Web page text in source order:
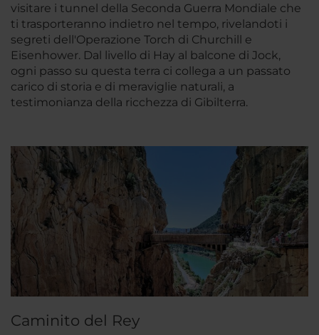
visitare i tunnel della Seconda Guerra Mondiale che
ti trasporteranno indietro nel tempo, rivelandoti i
segreti dell'Operazione Torch di Churchill e
Eisenhower. Dal livello di Hay al balcone di Jock,
ogni passo su questa terra ci collega a un passato
carico di storia e di meraviglie naturali, a
testimonianza della ricchezza di Gibilterra.
Caminito del Rey